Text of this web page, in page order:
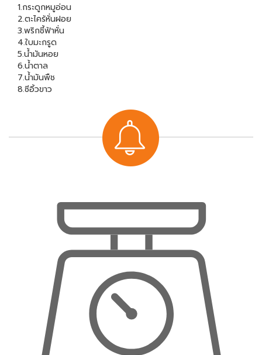
1.กระดูกหมูอ่อน
2.ตะไคร้หั่นฝอย
3.พริกชี้ฟ้าหั่น
4.ใบมะกรูด
5.น้ำมันหอย
6.น้ำตาล
7.น้ำมันพืช
8.ซีอิ้วขาว